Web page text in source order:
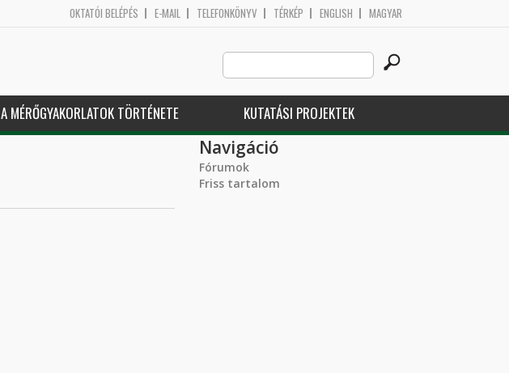
OKTATÓI BELÉPÉS E-MAIL TELEFONKÖNYV TÉRKÉP ENGLISH MAGYAR
Search
this
site
A MÉRŐGYAKORLATOK TÖRTÉNETE KUTATÁSI PROJEKTEK
Navigáció
Fórumok
Friss tartalom